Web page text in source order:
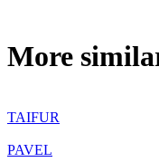
More
TAIFUR
PAVEL